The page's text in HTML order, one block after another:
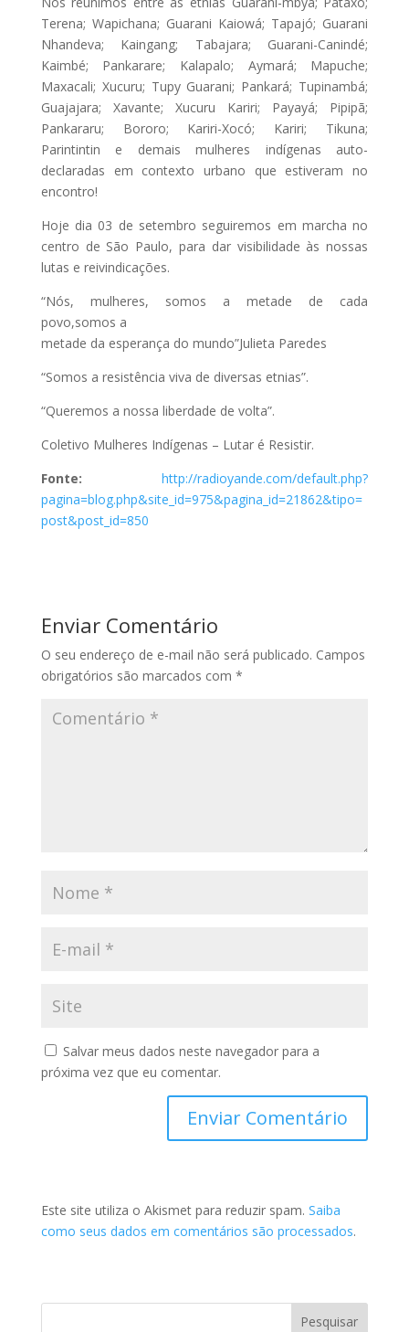
Terena; Wapichana; Guarani Kaiowá; Tapajó; Guarani
Nhandeva; Kaingang; Tabajara; Guarani-Canindé;
Kaimbé; Pankarare; Kalapalo; Aymará; Mapuche;
Maxacali; Xucuru; Tupy Guarani; Pankará; Tupinambá;
Guajajara; Xavante; Xucuru Kariri; Payayá; Pipipã;
Pankararu; Bororo; Kariri-Xocó; Kariri; Tikuna;
Parintintin e demais mulheres indígenas auto-
declaradas em contexto urbano que estiveram no
encontro!
Hoje dia 03 de setembro seguiremos em marcha no
centro de São Paulo, para dar visibilidade às nossas
lutas e reivindicações.
“Nós, mulheres, somos a metade de cada
povo,somos a
metade da esperança do mundo”Julieta Paredes
“Somos a resistência viva de diversas etnias”.
“Queremos a nossa liberdade de volta”.
Coletivo Mulheres Indígenas – Lutar é Resistir.
Fonte:http://radioyande.com/default.php?
pagina=blog.php&site_id=975&pagina_id=21862&tipo=
post&post_id=850
Enviar Comentário
O seu endereço de e-mail não será publicado. Campos
obrigatórios são marcados com *
Salvar meus dados neste navegador para a
próxima vez que eu comentar.
Este site utiliza o Akismet para reduzir spam. Saiba
como seus dados em comentários são processados.